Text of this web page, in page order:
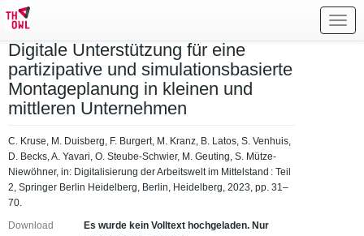
Digitale Unterstützung für eine
partizipative und simulationsbasierte
Montageplanung in kleinen und
mittleren Unternehmen
C. Kruse, M. Duisberg, F. Burgert, M. Kranz, B. Latos, S. Venhuis,
D. Becks, A. Yavari, O. Steube-Schwier, M. Geuting, S. Mütze-
Niewöhner, in: Digitalisierung der Arbeitswelt im Mittelstand : Teil
2, Springer Berlin Heidelberg, Berlin, Heidelberg, 2023, pp. 31–
70.
Download
Es wurde kein Volltext hochgeladen. Nur